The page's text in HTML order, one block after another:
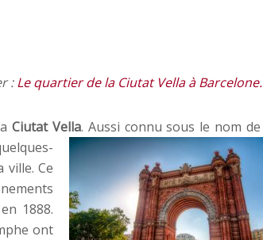
: Le quartier de la Ciutat Vella à Barcelone.
Ciutat Vella. Aussi connu sous le nom de
ville. Ce
1888.
ont